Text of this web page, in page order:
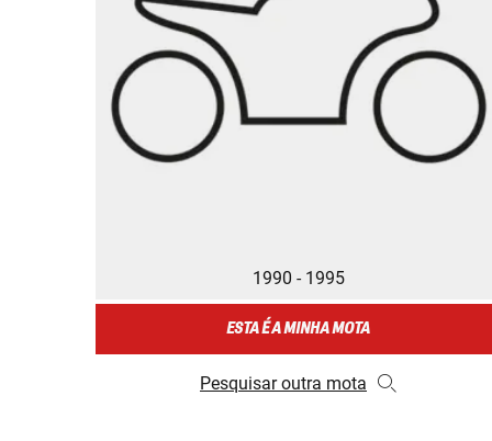
1990 - 1995
ESTA É A MINHA MOTA
Pesquisar outra mota